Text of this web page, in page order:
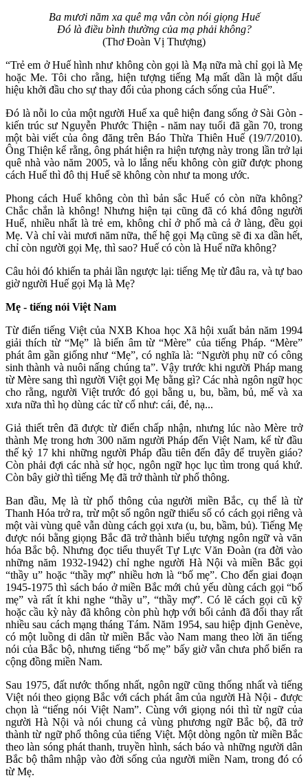
Ba mươi năm xa quê mạ vẫn còn nói giọng Huế
Đó là điều bình thường của mạ phải không?
(Thơ Đoàn Vị Thượng)
“Trẻ em ở Huế hình như không còn gọi là Mạ nữa mà chỉ gọi là Mẹ
hoặc Me. Tôi cho rằng, hiện tượng tiếng Mạ mất dần là một dấu
hiệu khởi đầu cho sự thay đổi của phong cách sống của Huế”.
Đó là nỗi lo của một người Huế xa quê hiện đang sống ở Sài Gòn -
kiến trúc sư Nguyễn Phước Thiện - năm nay tuổi đã gần 70, trong
một bài viết của ông đăng trên Báo Thừa Thiên Huế (19/7/2010).
Ông Thiện kể rằng, ông phát hiện ra hiện tượng này trong lần trở lại
quê nhà vào năm 2005, và lo lắng nếu không còn giữ được phong
cách Huế thì đô thị Huế sẽ không còn như ta mong ước.
Phong cách Huế không còn thì bản sắc Huế có còn nữa không?
Chắc chắn là không! Nhưng hiện tại cũng đã có khá đông người
Huế, nhiều nhất là trẻ em, không chỉ ở phố mà cả ở làng, đều gọi
Mẹ. Và chỉ vài mươi năm nữa, thế hệ gọi Mạ cũng sẽ đi xa dần hết,
chỉ còn người gọi Mẹ, thì sao? Huế có còn là Huế nữa không?
Câu hỏi đó khiến ta phải lần ngược lại: tiếng Mẹ từ đâu ra, và tự bao
giờ người Huế gọi Mạ là Mẹ?
Mẹ - tiếng nói Việt Nam
Từ điển tiếng Việt của NXB Khoa học Xã hội xuất bản năm 1994
giải thích từ “Mẹ” là biến âm từ “Mère” của tiếng Pháp. “Mère”
phát âm gần giống như “Mẹ”, có nghĩa là: “Người phụ nữ có công
sinh thành và nuôi nấng chúng ta”. Vậy trước khi người Pháp mang
từ Mère sang thì người Việt gọi Mẹ bằng gì? Các nhà ngôn ngữ học
cho rằng, người Việt trước đó gọi bằng u, bu, bầm, bủ, mế và xa
xưa nữa thì họ dùng các từ cổ như: cái, đẻ, nạ...
Giả thiết trên đã được từ điển chấp nhận, nhưng lúc nào Mère trở
thành Mẹ trong hơn 300 năm người Pháp đến Việt Nam, kể từ đầu
thế kỷ 17 khi những người Pháp đầu tiên đến đây để truyền giáo?
Còn phải đợi các nhà sử học, ngôn ngữ học lục tìm trong quá khứ.
Còn bây giờ thì tiếng Mẹ đã trở thành từ phổ thông.
Ban đầu, Mẹ là từ phổ thông của người miền Bắc, cụ thể là từ
Thanh Hóa trở ra, trừ một số ngôn ngữ thiểu số có cách gọi riêng và
một vài vùng quê vẫn dùng cách gọi xưa (u, bu, bầm, bủ). Tiếng Mẹ
được nói bằng giọng Bắc đã trở thành biểu tượng ngôn ngữ và văn
hóa Bắc bộ. Nhưng đọc tiểu thuyết Tự Lực Văn Đoàn (ra đời vào
những năm 1932-1942) chỉ nghe người Hà Nội và miền Bắc gọi
“thầy u” hoặc “thầy mợ” nhiều hơn là “bố mẹ”. Cho đến giai đoạn
1945-1975 thì sách báo ở miền Bắc mới chủ yếu dùng cách gọi “bố
mẹ” và rất ít khi nghe “thầy u”, “thầy mợ”. Có lẽ cách gọi cũ kỹ
hoặc cầu kỳ này đã không còn phù hợp với bối cảnh đã đổi thay rất
nhiều sau cách mạng tháng Tám. Năm 1954, sau hiệp định Genève,
có một luồng di dân từ miền Bắc vào Nam mang theo lời ăn tiếng
nói của Bắc bộ, nhưng tiếng “bố mẹ” bấy giờ vẫn chưa phổ biến ra
cộng đồng miền Nam.
Sau 1975, đất nước thống nhất, ngôn ngữ cũng thống nhất và tiếng
Việt nói theo giọng Bắc với cách phát âm của người Hà Nội - được
chọn là “tiếng nói Việt Nam”. Cùng với giọng nói thì từ ngữ của
người Hà Nội và nói chung cả vùng phương ngữ Bắc bộ, đã trở
thành từ ngữ phổ thông của tiếng Việt. Một dòng ngôn từ miền Bắc
theo làn sóng phát thanh, truyền hình, sách báo và những người dân
Bắc bộ thâm nhập vào đời sống của người miền Nam, trong đó có
từ Mẹ.